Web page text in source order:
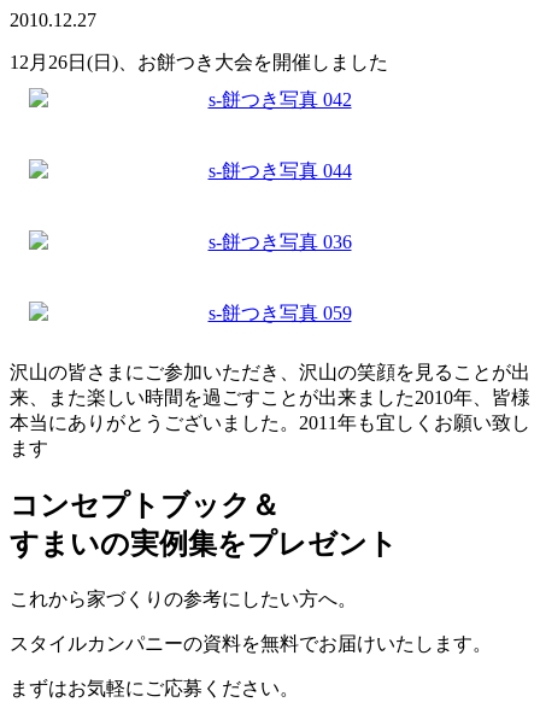
2010.12.27
12月26日(日)、お餅つき大会を開催しました
沢山の皆さまにご参加いただき、沢山の笑顔を見ることが出
来、また楽しい時間を過ごすことが出来ました2010年、皆様
本当にありがとうございました。2011年も宜しくお願い致し
ます
コンセプトブック＆
すまいの実例集をプレゼント
これから家づくりの参考にしたい方へ。
スタイルカンパニーの資料を無料でお届けいたします。
まずはお気軽にご応募ください。